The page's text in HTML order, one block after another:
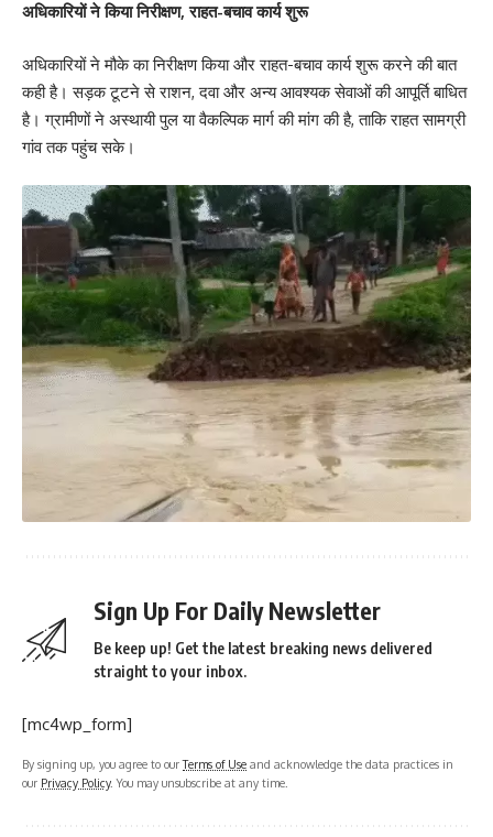
अधिकारियों ने किया निरीक्षण, राहत-बचाव कार्य शुरू
अधिकारियों ने मौके का निरीक्षण किया और राहत-बचाव कार्य शुरू करने की बात
कही है। सड़क टूटने से राशन, दवा और अन्य आवश्यक सेवाओं की आपूर्ति बाधित
है। ग्रामीणों ने अस्थायी पुल या वैकल्पिक मार्ग की मांग की है, ताकि राहत सामग्री
गांव तक पहुंच सके।
Sign Up For Daily Newsletter
Be keep up! Get the latest breaking news delivered
straight to your inbox.
[mc4wp_form]
By signing up, you agree to ourTerms of Use and acknowledge the data practices in
our Privacy Policy. You may unsubscribe at any time.